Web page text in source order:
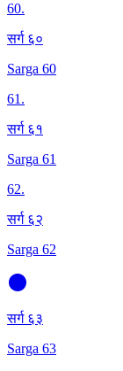
60.
सर्ग ६०
Sarga 60
61.
सर्ग ६१
Sarga 61
62.
सर्ग ६२
Sarga 62
सर्ग ६३
Sarga 63